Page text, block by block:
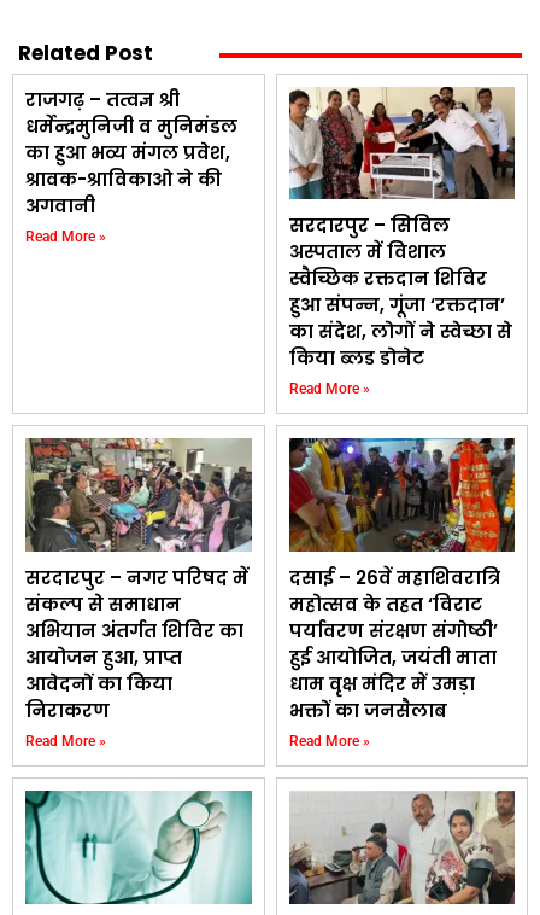
Related Post
राजगढ़ – तत्वज्ञ श्री
धर्मेन्द्रमुनिजी व मुनिमंडल
का हुआ भव्य मंगल प्रवेश,
श्रावक-श्राविकाओ ने की
अगवानी
Read More »
सरदारपुर – सिविल
अस्पताल में विशाल
स्वैच्छिक रक्तदान शिविर
हुआ संपन्न, गूंजा ‘रक्तदान’
का संदेश, लोगों ने स्वेच्छा से
किया ब्लड डोनेट
Read More »
सरदारपुर – नगर परिषद में
संकल्प से समाधान
अभियान अंतर्गत शिविर का
आयोजन हुआ, प्राप्त
आवेदनों का किया
निराकरण
Read More »
दसाई – 26वें महाशिवरात्रि
महोत्सव के तहत ‘विराट
पर्यावरण संरक्षण संगोष्ठी’
हुई आयोजित, जयंती माता
धाम वृक्ष मंदिर में उमड़ा
भक्तों का जनसैलाब
Read More »